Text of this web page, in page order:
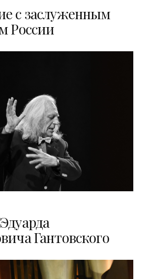
с заслуженным
России
Гантовского